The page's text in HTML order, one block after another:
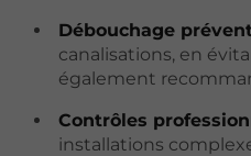
Débouchage
canalisations, en
également
Contrôles
installations